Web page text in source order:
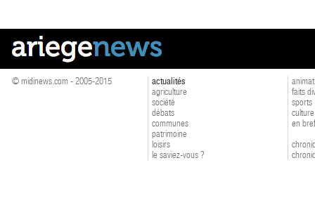
© midinews.com - 2005-2015
actualités
agriculture
société
débats
communes
patrimoine
loisirs
le saviez-vous ?
faits
sports
culture
en bref